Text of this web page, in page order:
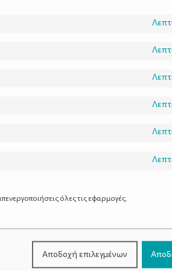
Μήπως δε χρειαζόμαστε
παιδιά, αλλά παιδιά που
όλες τις εφαρμογές.
Αποδοχή επιλεγμένων